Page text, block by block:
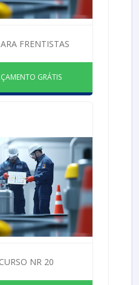
FRENTISTAS
GRÁTIS
NR 20